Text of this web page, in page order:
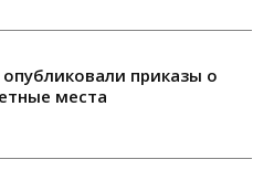
приказы о
места